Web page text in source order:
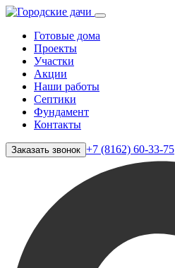
Готовые дома
Проекты
Участки
Акции
Наши работы
Септики
Фундамент
Контакты
Заказать звонок +7 (8162) 60-33-75